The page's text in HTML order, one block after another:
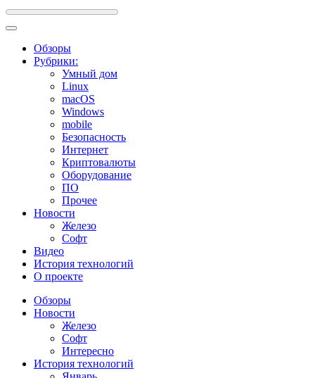
Обзоры
Рубрики:
Умный дом
Linux
macOS
Windows
mobile
Безопасность
Интернет
Криптовалюты
Оборудование
ПО
Прочее
Новости
Железо
Софт
Видео
История технологий
О проекте
Обзоры
Новости
Железо
Софт
Интересно
История технологий